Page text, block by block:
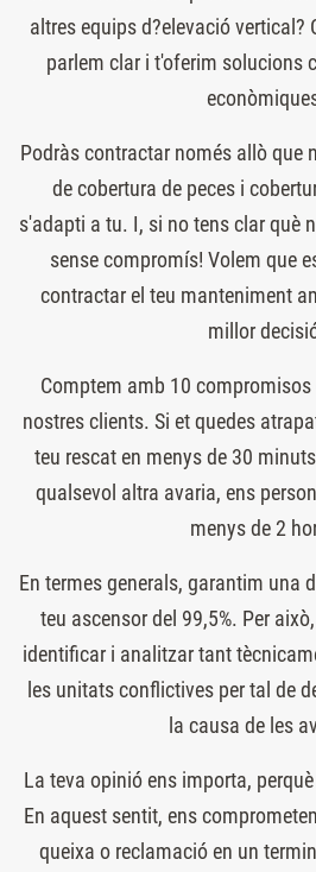
altres equips d?elevació vertical?
parlem clar i t'oferim solucions
Podràs contractar només allò que
de cobertura de peces i
s'adapti a tu. I, si no tens clar què
sense compromís! Volem que
contractar el teu manteniment
millor
Comptem amb 10
nostres clients. Si et quedes
teu rescat en menys de 30
qualsevol altra avaria, ens
menys de 2
En termes generals, garantim una
teu ascensor del 99,5%. Per
identificar i analitzar tant
les unitats conflictives per tal de
la causa de les
La teva opinió ens importa,
En aquest sentit, ens
queixa o reclamació en un